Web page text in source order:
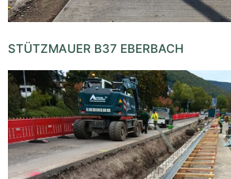
STÜTZMAUER B37 EBERBACH